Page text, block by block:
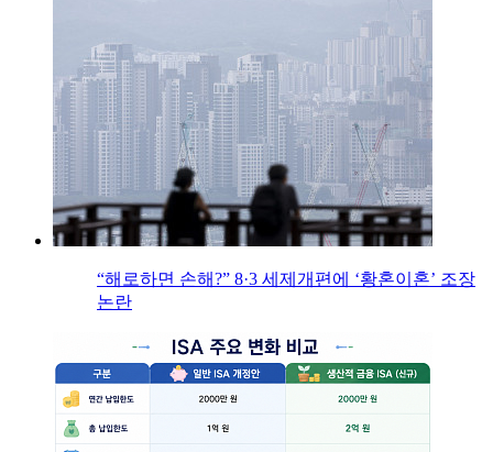
“해로하면 손해?” 8·3 세제개편에 ‘황혼이혼’ 조장
논란